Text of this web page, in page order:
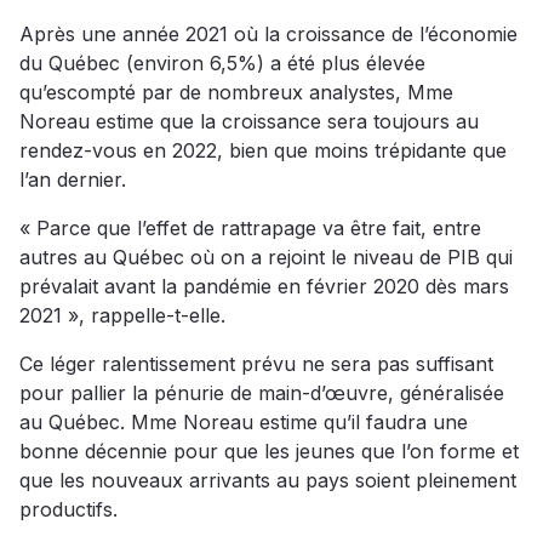
Après une année 2021 où la croissance de l’économie
du Québec (environ 6,5%) a été plus élevée
qu’escompté par de nombreux analystes, Mme
Noreau estime que la croissance sera toujours au
rendez-vous en 2022, bien que moins trépidante que
l’an dernier.
« Parce que l’effet de rattrapage va être fait, entre
autres au Québec où on a rejoint le niveau de PIB qui
prévalait avant la pandémie en février 2020 dès mars
2021 », rappelle-t-elle.
Ce léger ralentissement prévu ne sera pas suffisant
pour pallier la pénurie de main-d’œuvre, généralisée
au Québec. Mme Noreau estime qu’il faudra une
bonne décennie pour que les jeunes que l’on forme et
que les nouveaux arrivants au pays soient pleinement
productifs.